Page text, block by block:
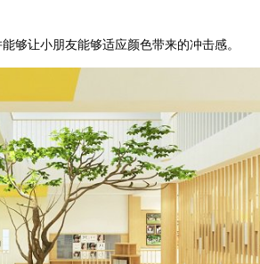
够让小朋友能够适应颜色带来的冲击感。